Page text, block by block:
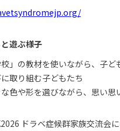
遊ぶ様子
校」の教材を使いながら、子
取り組む子どもたち
色や形を選びながら、思い
ドラベ症候群家族交流会